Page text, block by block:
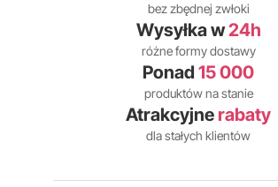
bez zbędnej zwłoki
Wysyłka w24h
różne formy dostawy
Ponad 15 000
produktów na stanie
Atrakcyjne rabaty
dla stałych klientów